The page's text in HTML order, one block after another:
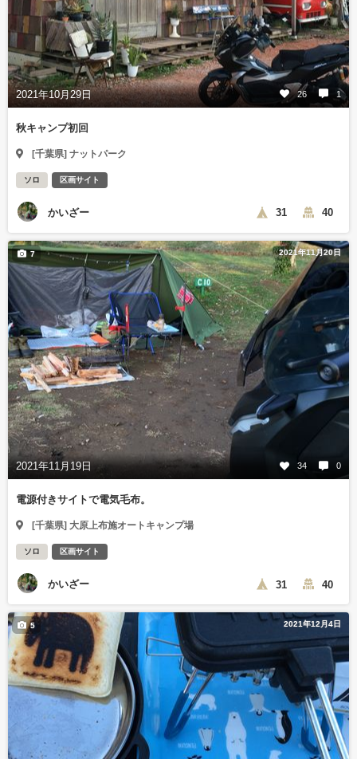
2021年10月29日 26 1
秋キャンプ初回
[千葉県] ナットパーク
ソロ 区画サイト
かいざー 31 40
2021年11月20日
2021年11月19日 34 0
7
電源付きサイトで電気毛布。
[千葉県] 大原上布施オートキャンプ場
ソロ 区画サイト
かいざー 31 40
2021年12月4日
5